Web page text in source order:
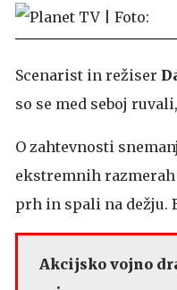
Scenarist in režiser
so se med seboj
O zahtevnosti
ekstremnih
prh in spali na dežju.
Akcijsko vojno